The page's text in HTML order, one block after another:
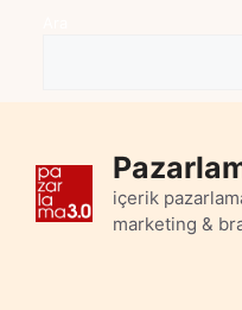
içerik
marketing &